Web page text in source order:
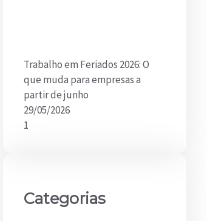
Trabalho em Feriados 2026: O
que muda para empresas a
partir de junho
29/05/2026
Categorias